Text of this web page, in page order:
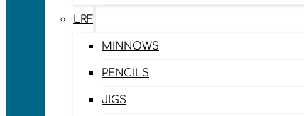
LRF
MINNOWS
PENCILS
JIGS